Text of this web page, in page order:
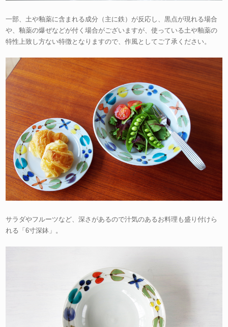
一部、土や釉薬に含まれる成分（主に鉄）が反応し、黒点が現れる場合
や、釉薬の爆ぜなどが付く場合がございますが、使っている土や釉薬の
特性上致し方ない特徴となりますので、作風としてご了承ください。
サラダやフルーツなど、深さがあるので汁気のあるお料理も盛り付けら
れる「6寸深鉢」。